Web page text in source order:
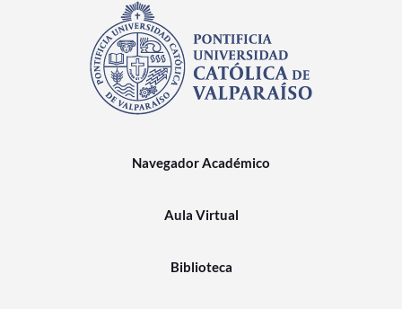
Navegador Académico
Aula Virtual
Biblioteca